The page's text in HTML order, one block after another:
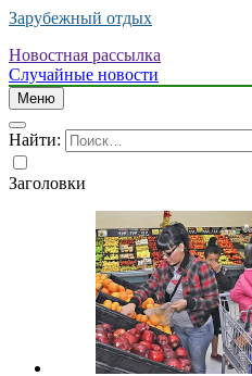
Зарубежный отдых
Новостная рассылка
Случайные новости
Меню
Найти:
Заголовки